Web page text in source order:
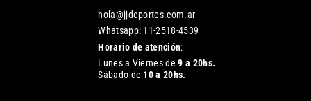
hola@jjdeportes.com.ar
Whatsapp: 11-2518-4539
Horario de atención:
Lunes a Viernes de9 a 20hs.
Sábado de 10 a 20hs.